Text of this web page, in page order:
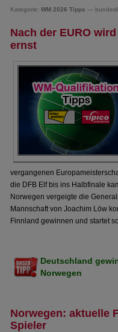
Kategorie:WM 2026 Tipps —
Nach der EURO
ernst
vergangenen
die DFB Elf bis ins Halbfinale
Norwegen vergeigte die
Mannschaft von Joachim Löw
Finnland gewinnen und startet
Deutschland
Norwegen
Norwegen: aktuelle
Spieler